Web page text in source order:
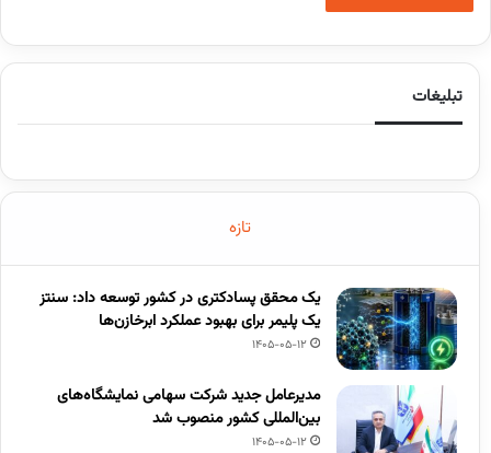
تبلیغات
تازه
یک محقق پسادکتری در کشور توسعه داد: سنتز
یک پلیمر برای بهبود عملکرد ابرخازن‌ها
1405-05-12
مدیرعامل جدید شرکت سهامی نمایشگاه‌های
بین‌المللی کشور منصوب شد
1405-05-12